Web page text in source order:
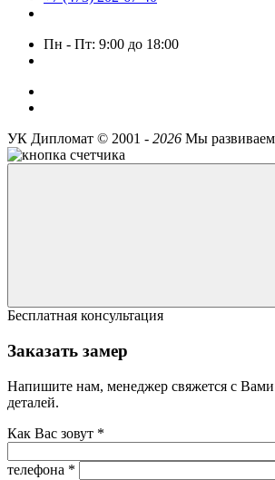
Пн - Пт: 9:00 до 18:00
УК Дипломат © 2001 - 2026 Мы
Бесплатная консультация
Заказать замер
Напишите нам, менеджер свяжется с Вами
деталей.
Как Вас зовут *
телефона *